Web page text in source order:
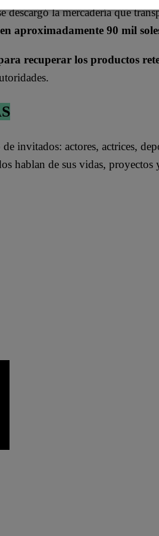
cibernéticos |
descargó la mercadería que
aproximadamente 90 mil
recuperar los productos
invitados: actores, actrices,
hablan de sus vidas, proyectos